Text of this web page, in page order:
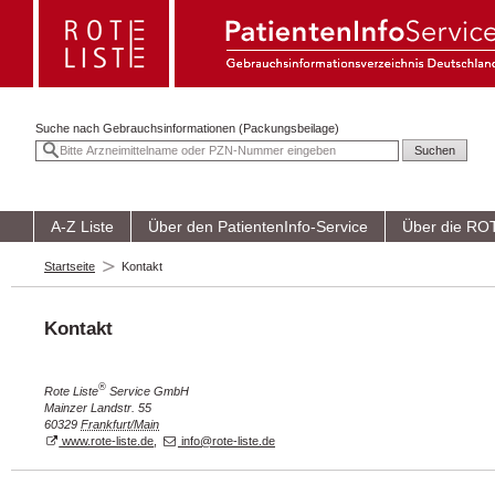
Suche nach Gebrauchsinformationen (Packungsbeilage)
A-Z Liste Über den PatientenInfo-Service Über die
Startseite Kontakt
Kontakt
Rote Liste® Service GmbH
Mainzer Landstr. 55
60329 Frankfurt/Main
www.rote-liste.de
info@rote-liste.de